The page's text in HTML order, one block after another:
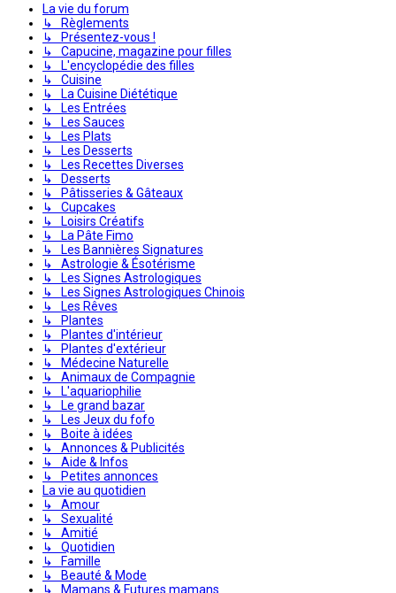
La vie du forum
↳ Règlements
↳ Présentez-vous !
↳ Capucine, magazine pour filles
↳ L'encyclopédie des filles
↳ Cuisine
↳ La Cuisine Diététique
↳ Les Entrées
↳ Les Sauces
↳ Les Plats
↳ Les Desserts
↳ Les Recettes Diverses
↳ Desserts
↳ Pâtisseries & Gâteaux
↳ Cupcakes
↳ Loisirs Créatifs
↳ La Pâte Fimo
↳ Les Bannières Signatures
↳ Astrologie & Ésotérisme
↳ Les Signes Astrologiques
↳ Les Signes Astrologiques Chinois
↳ Les Rêves
↳ Plantes
↳ Plantes d'intérieur
↳ Plantes d'extérieur
↳ Médecine Naturelle
↳ Animaux de Compagnie
↳ L'aquariophilie
↳ Le grand bazar
↳ Les Jeux du fofo
↳ Boite à idées
↳ Annonces & Publicités
↳ Aide & Infos
↳ Petites annonces
La vie au quotidien
↳ Amour
↳ Sexualité
↳ Amitié
↳ Quotidien
↳ Famille
↳ Beauté & Mode
↳ Mamans & Futures mamans